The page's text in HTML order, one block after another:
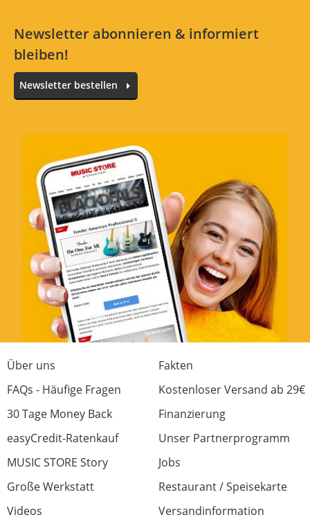
1 Sterne
0 Kunden
Alle Sprachen
Schnell und unkompliziert
Bewertung von: Kl@usam
Von der Bestellung bis zurLieferung alles
bestens.
Klang
Verarbeitung
Preis/Leistung
Features
0 von 0 fanden diese Rezension hilfreich
War diese Rezension hilfreich?
Cooles Teil!
Newsletter abonnieren & informiert
bleiben!
Newsletter bestellen
Über uns
Fakten
FAQs - Häufige Fragen
Kostenloser Versand ab 29€
30 Tage Money Back
Finanzierung
easyCredit-Ratenkauf
Unser Partnerprogramm
MUSIC STORE Story
Jobs
Große Werkstatt
Restaurant / Speisekarte
Videos
Versandinformation